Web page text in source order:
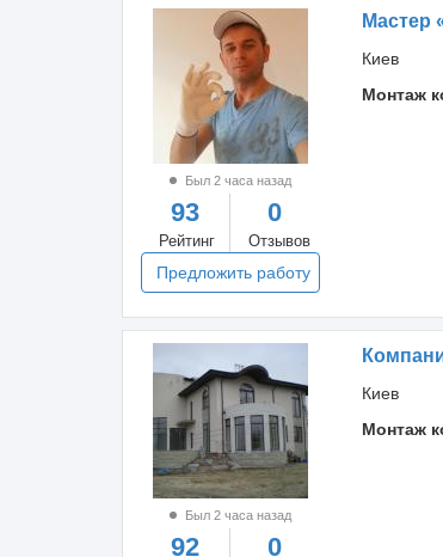
Был 2 часа назад
93
Рейтинг
0
Отзывов
Предложить работу
Мастер
Киев
Монтаж
Был 2 часа назад
92 0
Киев
Монтаж